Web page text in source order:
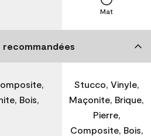
Mat
Bois,
Stucco, Vinyle,
Maçonite, Brique,
Pierre,
Composite, Bois,